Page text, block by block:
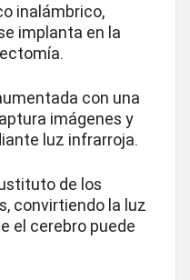
inalámbrico,
implanta en la
con una
imágenes y
luz infrarroja.
de los
convirtiendo la luz
el cerebro puede